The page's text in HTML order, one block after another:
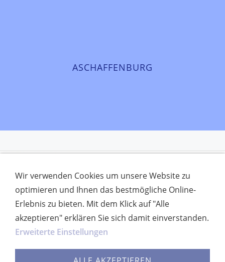
ASCHAFFENBURG
Wir verwenden Cookies um unsere Website zu
optimieren und Ihnen das bestmögliche Online-
Erlebnis zu bieten. Mit dem Klick auf "Alle
akzeptieren" erklären Sie sich damit einverstanden.
Erweiterte Einstellungen